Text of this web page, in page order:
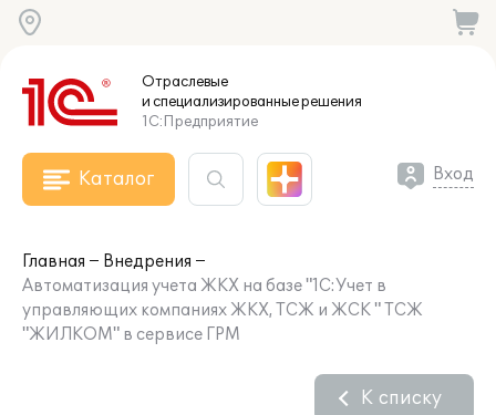
Отраслевые
и специализированныерешения
1С:Предприятие
Каталог Вход
Главная
Внедрения
Автоматизация учета ЖКХ на базе "1С:Учет в
управляющих компаниях ЖКХ, ТСЖ и ЖСК " ТСЖ
"ЖИЛКОМ" в сервисе ГРМ
К списку